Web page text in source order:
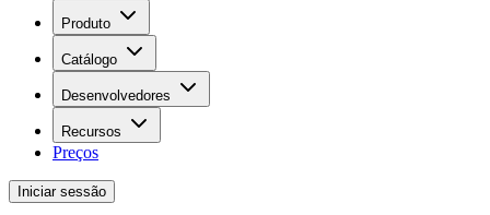
Produto
Catálogo
Desenvolvedores
Recursos
Preços
Iniciar sessão